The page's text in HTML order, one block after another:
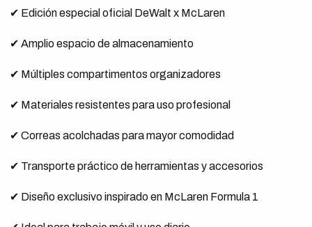
✔ Edición especial oficial DeWalt x McLaren
✔ Amplio espacio de almacenamiento
✔ Múltiples compartimentos organizadores
✔ Materiales resistentes para uso profesional
✔ Correas acolchadas para mayor comodidad
✔ Transporte práctico de herramientas y accesorios
✔ Diseño exclusivo inspirado en McLaren Formula 1